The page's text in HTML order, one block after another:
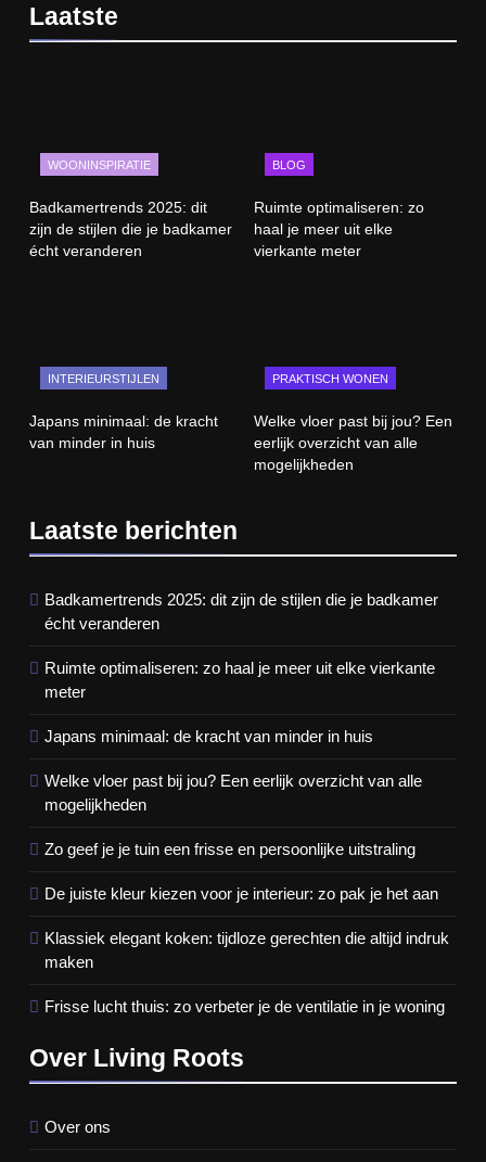
Laatste
WOONINSPIRATIE
Badkamertrends 2025: dit
zijn de stijlen die je badkamer
écht veranderen
BLOG
Ruimte optimaliseren: zo
haal je meer uit elke
vierkante meter
INTERIEURSTIJLEN
Japans minimaal: de kracht
van minder in huis
PRAKTISCH WONEN
Welke vloer past bij jou? Een
eerlijk overzicht van alle
mogelijkheden
Laatste berichten
Badkamertrends 2025: dit zijn de stijlen die je badkamer
écht veranderen
Ruimte optimaliseren: zo haal je meer uit elke vierkante
meter
Japans minimaal: de kracht van minder in huis
Welke vloer past bij jou? Een eerlijk overzicht van alle
mogelijkheden
Zo geef je je tuin een frisse en persoonlijke uitstraling
De juiste kleur kiezen voor je interieur: zo pak je het aan
Klassiek elegant koken: tijdloze gerechten die altijd indruk
maken
Frisse lucht thuis: zo verbeter je de ventilatie in je woning
Over Living Roots
Over ons